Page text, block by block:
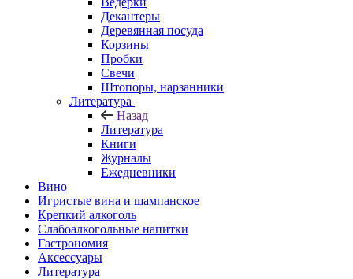
Декантеры
Деревянная посуда
Корзины
Пробки
Свечи
Штопоры, нарзанники
Литература
Назад
Литература
Книги
Журналы
Ежедневники
Вино
Игристые вина и шампанское
Крепкий алкоголь
Слабоалкогольные напитки
Гастрономия
Аксессуары
Литература